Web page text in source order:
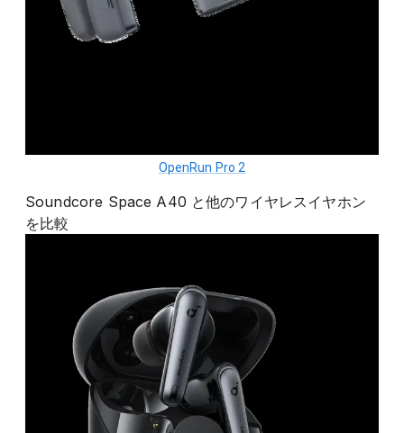
OpenRun Pro 2
Soundcore Space A40 と他のワイヤレスイヤホン
を比較